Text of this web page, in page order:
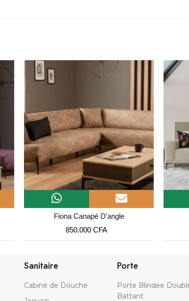
Fiona Canapé D'angle
850.000 CFA
Sanitaire
Cabine de Douche
Porte
Porte Blindee
Battant